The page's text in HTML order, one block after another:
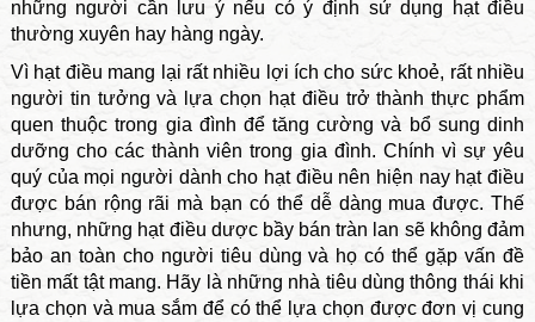
những người cần lưu ý nếu có ý định sử dụng hạt điều
thường xuyên hay hàng ngày.
Vì hạt điều mang lại rất nhiều lợi ích cho sức khoẻ, rất nhiều
người tin tưởng và lựa chọn hạt điều trở thành thực phẩm
quen thuộc trong gia đình để tăng cường và bổ sung dinh
dưỡng cho các thành viên trong gia đình. Chính vì sự yêu
quý của mọi người dành cho hạt điều nên hiện nay hạt điều
được bán rộng rãi mà bạn có thể dễ dàng mua được. Thế
nhưng, những hạt điều dược bầy bán tràn lan sẽ không đảm
bảo an toàn cho người tiêu dùng và họ có thể gặp vấn đề
tiền mất tật mang. Hãy là những nhà tiêu dùng thông thái khi
lựa chọn và mua sắm để có thể lựa chọn được đơn vị cung